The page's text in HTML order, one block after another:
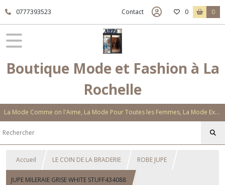
0777393523 Contact 0 0
Boutique Mode et Fashion à La
Rochelle
La Mode Comme on l'Aime, La Mode Pour Toutes les Femmes, La Mode Exclusive Aux Matières Et Couleurs Novatrices, La Mode Qui Vous Séduira
Accueil LE COIN DE LA BRADERIE ROBE JUPE
JUPE MILERAIE GRISE WHITE STUFF434088